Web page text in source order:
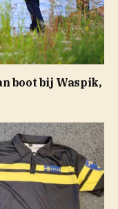
boot bij Waspik,